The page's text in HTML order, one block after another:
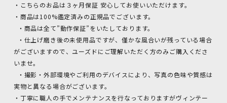
・こちらのお品は３ヶ月保証 安心してお使いいただけます。
・商品は100%鑑定済みの正規品でございます。
・商品は全て”動作保証”をいたしております。
・仕上げ磨き後の未使用品ですが、僅かな風合いが残っている場合
がございますので、ユーズドにご理解いただく方のみご購入くださ
いませ。
・撮影・外部環境やご利用のデバイスにより、写真の色味や質感は
実物と異なる場合がございます。
・丁寧に職人の手でメンテナンスを行なっておりますがヴィンテー